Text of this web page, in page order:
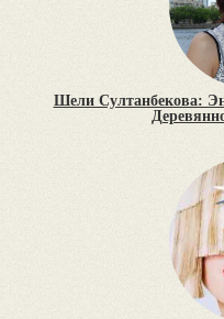
Шели Султанбекова: